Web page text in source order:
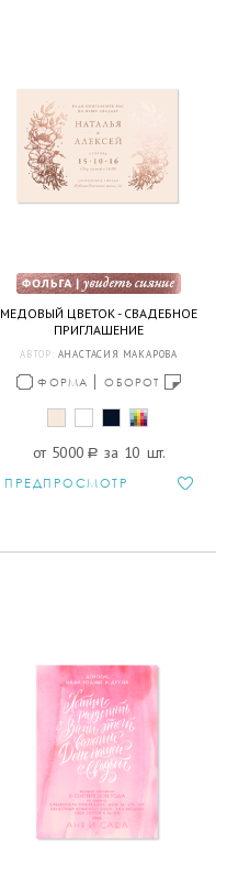
МЕДОВЫЙ ЦВЕТОК - СВАДЕБНОЕ
ПРИГЛАШЕНИЕ
АВТОР: АНАСТАСИЯ МАКАРОВА
ФОРМА ОБОРОТ
от 5000 a за 10 шт.
ПРЕДПРОСМОТР